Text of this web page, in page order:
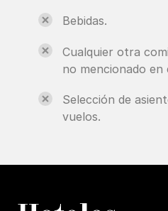
Bebidas.
Cualquier otra
no mencionado en
Selección de
vuelos.